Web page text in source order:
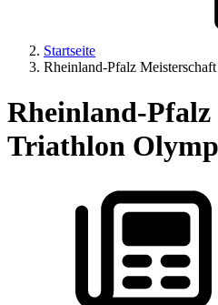
Startseite
Rheinland-Pfalz
Rheinland-
Triathlon